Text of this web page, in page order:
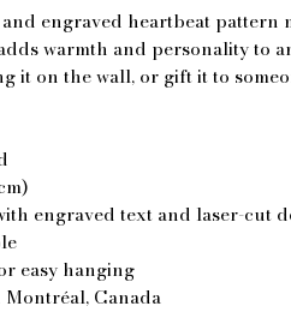
engraved heartbeat pattern
warmth and personality to
it on the wall, or gift it to
engraved text and laser-cut
easy hanging
Montréal, Canada